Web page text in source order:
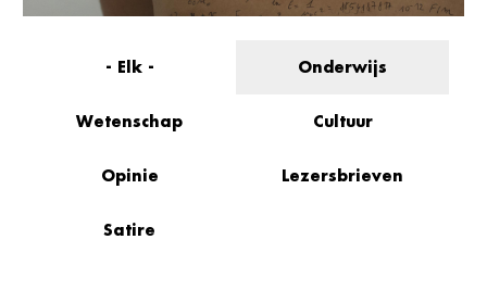
- Elk - Onderwijs
Wetenschap Cultuur
Opinie Lezersbrieven
Satire